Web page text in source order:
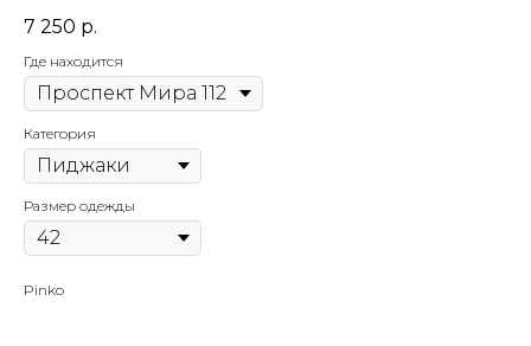
7 250 р.
Где находится
Категория
Размер одежды
Pinko